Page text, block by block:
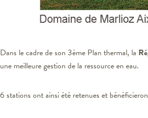
Dans le cadre de son 3ème Plan thermal, la
une meilleure gestion de la ressource en eau.
6 stations ont ainsi été retenues et